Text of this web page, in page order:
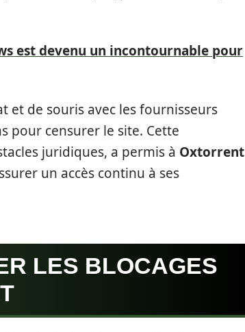
est devenu un incontournable pour
et de souris avec les fournisseurs
pour censurer le site. Cette
juridiques, a permis à Oxtorrent
un accès continu à ses
LES BLOCAGES